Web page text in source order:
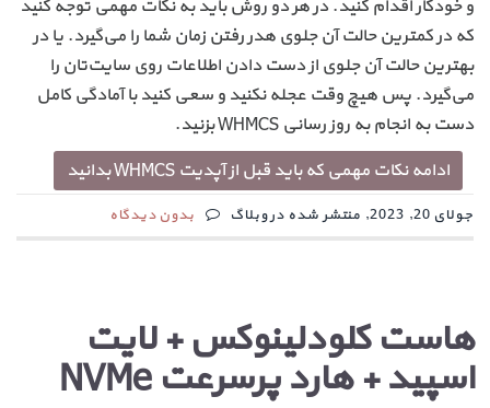
و خودکار اقدام کنید. در هر دو روش باید به نکات مهمی توجه کنید
که در کمترین حالت آن جلوی هدر رفتن زمان شما را می‌گیرد. یا در
بهترین حالت آن جلوی از دست دادن اطلاعات روی سایت‌تان را
می‌گیرد. پس هیچ وقت عجله نکنید و سعی کنید با آمادگی کامل
دست به انجام به روز رسانی WHMCS بزنید.
ادامه نکات مهمی که باید قبل از آپدیت WHMCS بدانید
جولای 20, 2023, منتشر شده در وبلاگ بدون دیدگاه
هاست کلودلینوکس +‌ لایت
اسپید + هارد پرسرعت NVMe